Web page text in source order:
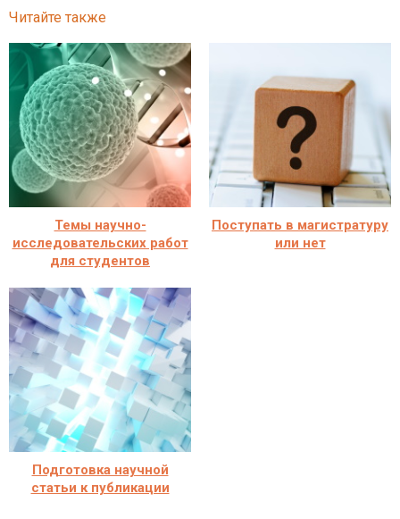
Читайте также
Темы научно-
исследовательских работ
для студентов
Поступать в магистратуру
или нет
Подготовка научной
статьи к публикации